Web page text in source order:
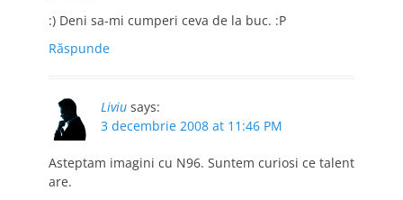
:) Deni sa-mi cumperi ceva de la buc. :P
Răspunde
Liviu says:
3 decembrie 2008 at 11:46 PM
Asteptam imagini cu N96. Suntem curiosi ce talent
are.